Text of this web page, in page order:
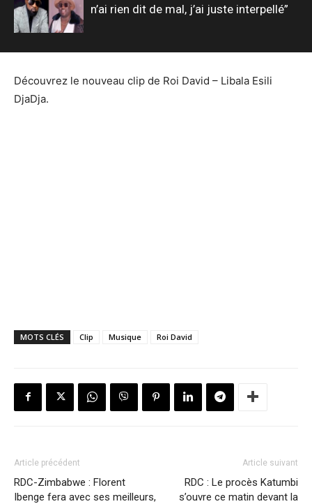
n’ai rien dit de mal, j’ai juste interpellé”
Découvrez le nouveau clip de Roi David – Libala Esili
DjaDja.
MOTS CLÉS Clip Musique Roi David
Article précédent
RDC-Zimbabwe : Florent
Ibenge fera avec ses meilleurs,
Article suivant
RDC : Le procès Katumbi
s’ouvre ce matin devant la